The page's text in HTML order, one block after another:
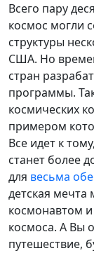
Всего пару
космос могли
структуры
США. Но
стран
программы.
космических
примером
Все идет к
станет более
для весьма
детская мечта
космонавтом
космоса. А Вы
путешествие,